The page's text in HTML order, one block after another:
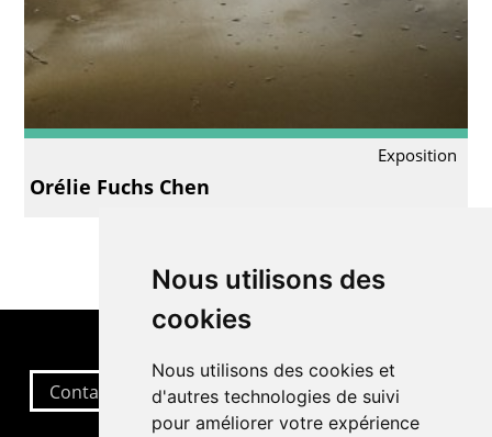
Nous utilisons des
cookies
Nous utilisons des cookies et
d'autres technologies de suivi
pour améliorer votre expérience
Exposition
Orélie Fuchs Chen
Contactez-nous